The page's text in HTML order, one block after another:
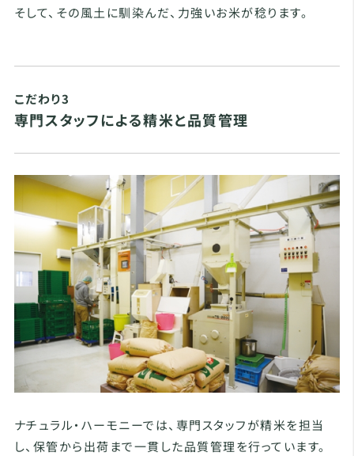
そして、その風土に馴染んだ、力強いお米が稔ります。
こだわり3
専門スタッフによる精米と品質管理
ナチュラル・ハーモニーでは、専門スタッフが精米を担当
し、保管から出荷まで一貫した品質管理を行っています。